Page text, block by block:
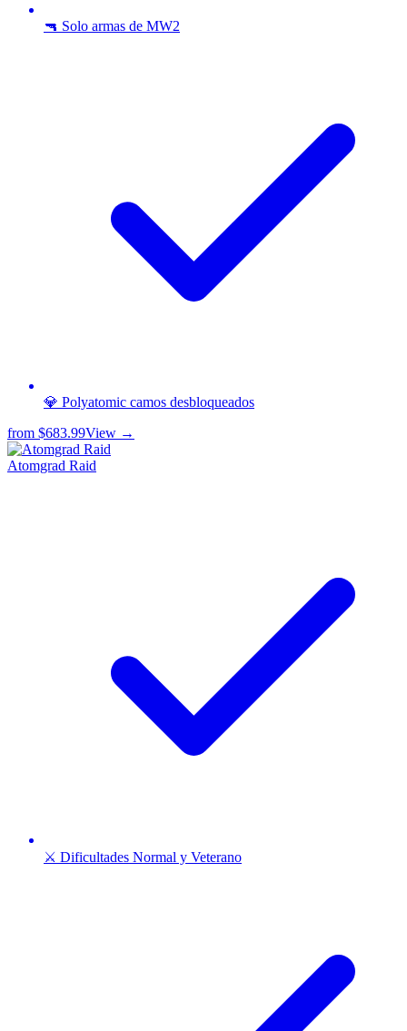
🔫 Solo armas de MW2
💎 Polyatomic camos desbloqueados
from $683.99View →
Atomgrad Raid
⚔️ Dificultades Normal y Veterano